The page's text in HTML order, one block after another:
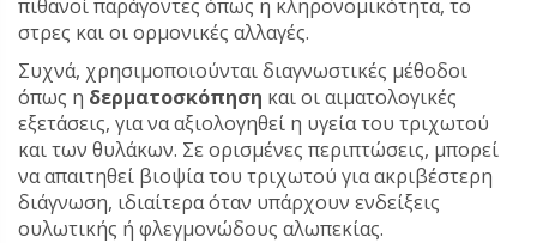
πιθανοί παράγοντες όπως η κληρονομικότητα, το
στρες και οι ορμονικές αλλαγές.
Συχνά, χρησιμοποιούνται διαγνωστικές μέθοδοι
όπως η δερματοσκόπηση και οι αιματολογικές
εξετάσεις, για να αξιολογηθεί η υγεία του τριχωτού
και των θυλάκων. Σε ορισμένες περιπτώσεις, μπορεί
να απαιτηθεί βιοψία του τριχωτού για ακριβέστερη
διάγνωση, ιδιαίτερα όταν υπάρχουν ενδείξεις
ουλωτικής ή φλεγμονώδους αλωπεκίας.